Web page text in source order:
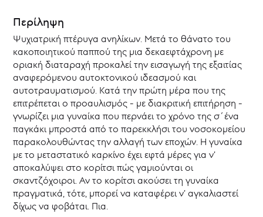
Περίληψη
Ψυχιατρική πτέρυγα ανηλίκων. Μετά το θάνατο του
κακοποιητικού παππού της μια δεκαεφτάχρονη με
οριακή διαταραχή προκαλεί την εισαγωγή της εξαιτίας
αναφερόμενου αυτοκτονικού ιδεασμού και
αυτοτραυματισμού. Κατά την πρώτη μέρα που της
επιτρέπεται ο προαυλισμός - με διακριτική επιτήρηση -
γνωρίζει μια γυναίκα που περνάει το χρόνο της σ΄ένα
παγκάκι μπροστά από το παρεκκλήσι του νοσοκομείου
παρακολουθώντας την αλλαγή των εποχών. Η γυναίκα
με το μεταστατικό καρκίνο έχει εφτά μέρες για ν’
αποκαλύψει στο κορίτσι πώς γαμιούνται οι
σκαντζόχοιροι. Αν το κορίτσι ακούσει τη γυναίκα
πραγματικά, τότε, μπορεί να καταφέρει ν’ αγκαλιαστεί
δίχως να φοβάται. Πια.
Μανούχου
Μαρία
Μεσαρίτη
Ειρήνη
Πολυδώρου
Πασχάλης
Ρετζέπης
Βαλεντίνα
Φαίδωνος
Θεατρικό
Καταφύγιο
Θεατρικό
Μουσείο
Κύπρου
Επιχορηγήσεις